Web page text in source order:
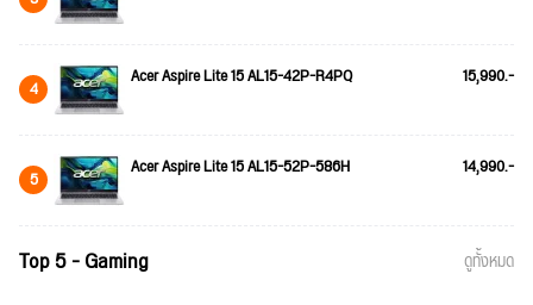
4 Acer Aspire Lite 15 AL15-42P-R4PQ 15,990.-
5 Acer Aspire Lite 15 AL15-52P-586H 14,990.-
Top 5 - Gaming ดูทั้งหมด